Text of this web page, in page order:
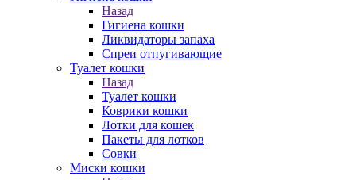
Назад
Гигиена кошки
Ликвидаторы запаха
Спреи отпугивающие
Туалет кошки
Назад
Туалет кошки
Коврики кошки
Лотки для кошек
Пакеты для лотков
Совки
Миски кошки